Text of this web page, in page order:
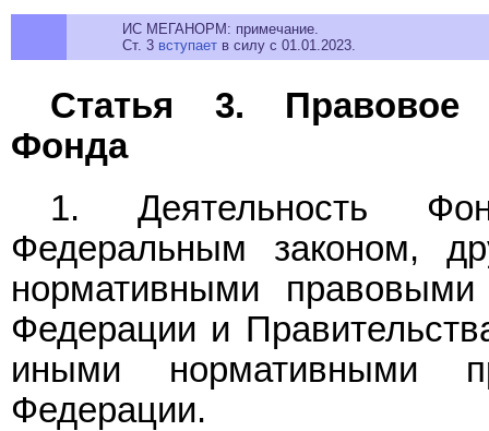
ИС МЕГАНОРМ: примечание.
Ст. 3 вступает в силу с 01.01.2023.
Статья 3. Правовое
Фонда
1. Деятельность
Федеральным законом,
нормативными
Федерации и
иными нормативными
Федерации.